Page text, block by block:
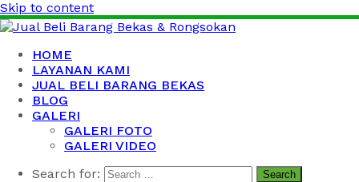
Skip to content
Jual Beli Barang Bekas & Rongsokan
Barang Bekas Kantor, Kabel Bekas, Besi Tua dan Logam
Bekas
HOME
LAYANAN KAMI
JUAL BELI BARANG BEKAS
BLOG
GALERI
GALERI FOTO
GALERI VIDEO
Search for: